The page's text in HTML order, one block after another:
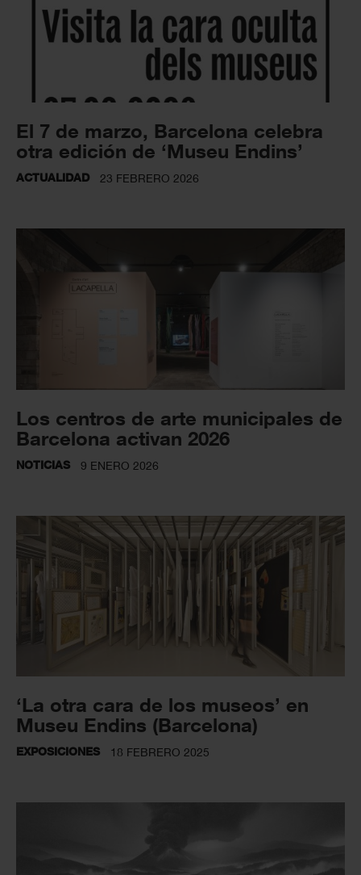
El 7 de marzo, Barcelona celebra
otra edición de ‘Museu Endins’
ACTUALIDAD 23 FEBRERO 2026
Los centros de arte municipales de
Barcelona activan 2026
NOTICIAS 9 ENERO 2026
‘La otra cara de los museos’ en
Museu Endins (Barcelona)
EXPOSICIONES 18 FEBRERO 2025